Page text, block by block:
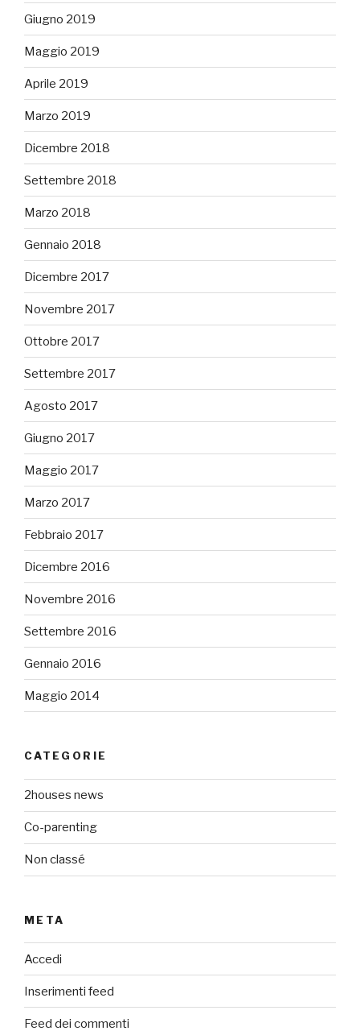
Giugno 2019
Maggio 2019
Aprile 2019
Marzo 2019
Dicembre 2018
Settembre 2018
Marzo 2018
Gennaio 2018
Dicembre 2017
Novembre 2017
Ottobre 2017
Settembre 2017
Agosto 2017
Giugno 2017
Maggio 2017
Marzo 2017
Febbraio 2017
Dicembre 2016
Novembre 2016
Settembre 2016
Gennaio 2016
Maggio 2014
CATEGORIE
2houses news
Co-parenting
Non classé
META
Accedi
Inserimenti feed
Feed dei commenti